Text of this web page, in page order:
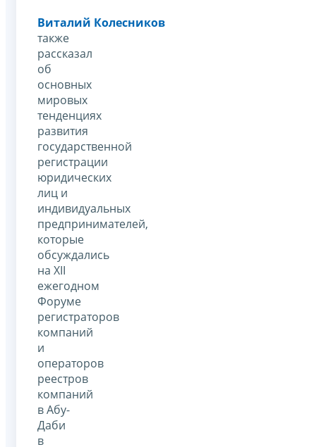
Виталий Колесников
также
рассказал
об
основных
мировых
тенденциях
развития
государственной
регистрации
юридических
лиц и
индивидуальных
предпринимателей,
которые
обсуждались
на XII
ежегодном
Форуме
регистраторов
компаний
и
операторов
реестров
компаний
в Абу-
Даби
в